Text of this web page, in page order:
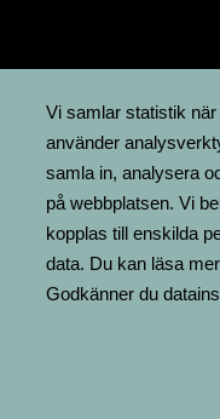
Vi samlar statistik
använder
samla in, analysera
på webbplatsen. Vi
kopplas till enskilda
data. Du kan läsa
Godkänner du